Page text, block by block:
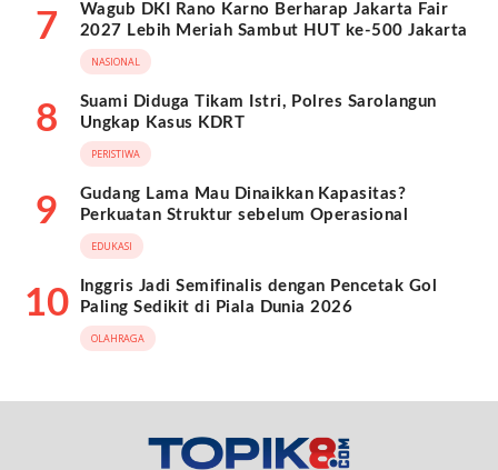
7
Wagub DKI Rano Karno Berharap Jakarta Fair
2027 Lebih Meriah Sambut HUT ke-500 Jakarta
NASIONAL
8
Suami Diduga Tikam Istri, Polres Sarolangun
Ungkap Kasus KDRT
PERISTIWA
9
Gudang Lama Mau Dinaikkan Kapasitas?
Perkuatan Struktur sebelum Operasional
EDUKASI
10
Inggris Jadi Semifinalis dengan Pencetak Gol
Paling Sedikit di Piala Dunia 2026
OLAHRAGA